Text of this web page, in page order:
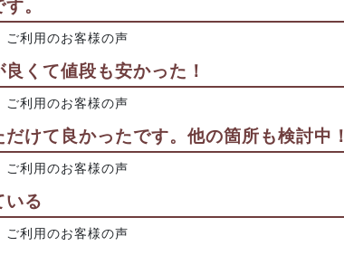
。
ご利用のお客様の声
くて値段も安かった！
ご利用のお客様の声
けて良かったです。他の箇所も検討中！
ご利用のお客様の声
いる
ご利用のお客様の声